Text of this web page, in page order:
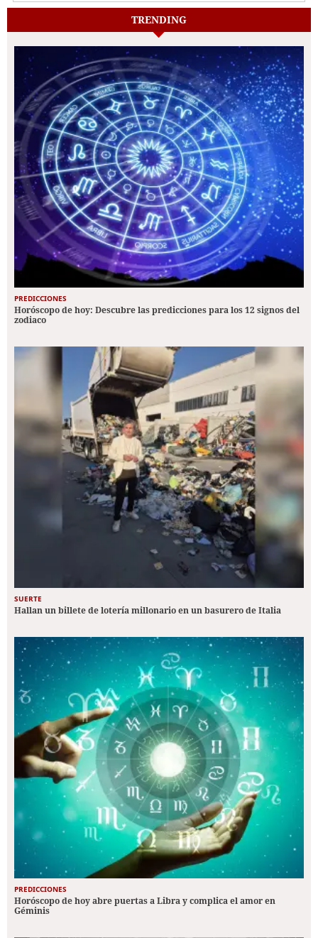
TRENDING
PREDICCIONES
Horóscopo de hoy: Descubre las predicciones para los 12 signos del
zodiaco
SUERTE
Hallan un billete de lotería millonario en un basurero de Italia
PREDICCIONES
Horóscopo de hoy abre puertas a Libra y complica el amor en
Géminis